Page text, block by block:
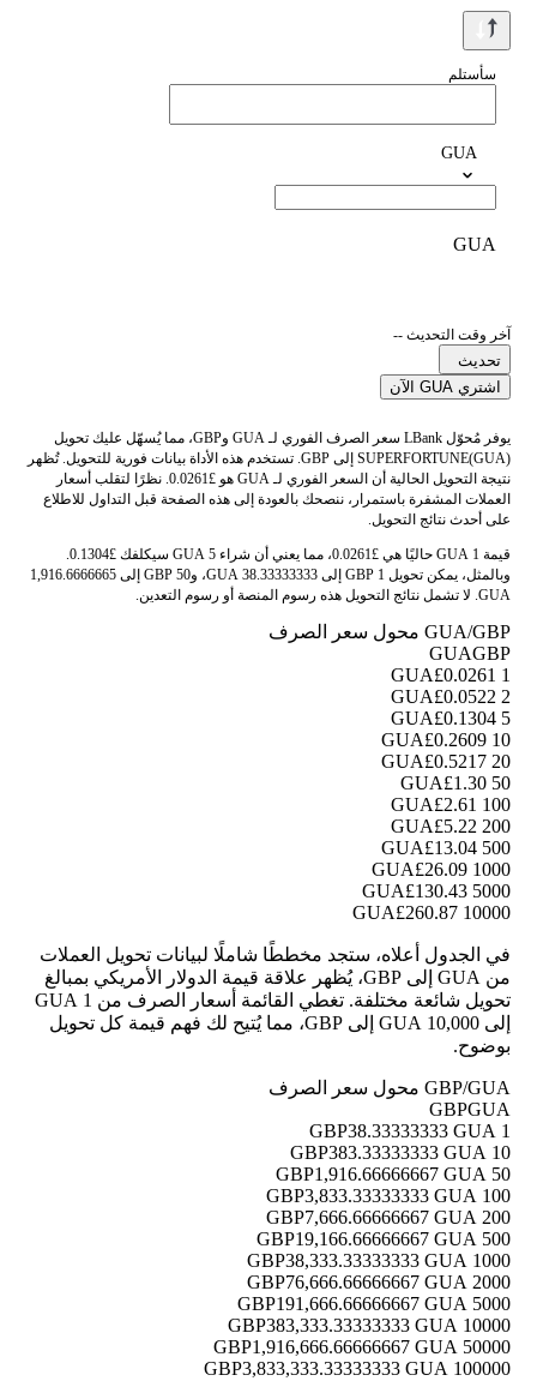
سأستلم
GUA
GUA
آخر وقت التحديث --
تحديث
اشتري GUA الآن
يوفر مُحوّل LBank سعر الصرف الفوري لـ GUA وGBP، مما يُسهّل عليك تحويل
SUPERFORTUNE(GUA) إلى GBP. تستخدم هذه الأداة بيانات فورية للتحويل. تُظهر
نتيجة التحويل الحالية أن السعر الفوري لـ GUA هو £0.0261. نظرًا لتقلب أسعار
العملات المشفرة باستمرار، ننصحك بالعودة إلى هذه الصفحة قبل التداول للاطلاع
على أحدث نتائج التحويل.
قيمة 1 GUA حاليًا هي £0.0261، مما يعني أن شراء 5 GUA سيكلفك £0.1304.
وبالمثل، يمكن تحويل 1 GBP إلى 38.33333333 GUA، و50 GBP إلى 1,916.6666665
GUA. لا تشمل نتائج التحويل هذه رسوم المنصة أو رسوم التعدين.
GUA/GBP محول سعر الصرف
GUAGBP
1 GUA
£0.0261
2 GUA
£0.0522
5 GUA
£0.1304
10 GUA
£0.2609
20 GUA
£0.5217
50 GUA
£1.30
100 GUA
£2.61
200 GUA
£5.22
500 GUA
£13.04
1000 GUA
£26.09
5000 GUA
£130.43
10000 GUA
£260.87
في الجدول أعلاه، ستجد مخططًا شاملًا لبيانات تحويل العملات
من GUA إلى GBP، يُظهر علاقة قيمة الدولار الأمريكي بمبالغ
تحويل شائعة مختلفة. تغطي القائمة أسعار الصرف من 1 GUA
إلى 10,000 GUA إلى GBP، مما يُتيح لك فهم قيمة كل تحويل
بوضوح.
GBP/GUA محول سعر الصرف
GBPGUA
1 GBP
38.33333333 GUA
10 GBP
383.33333333 GUA
50 GBP
1,916.66666667 GUA
100 GBP
3,833.33333333 GUA
200 GBP
7,666.66666667 GUA
500 GBP
19,166.66666667 GUA
1000 GBP
38,333.33333333 GUA
2000 GBP
76,666.66666667 GUA
5000 GBP
191,666.66666667 GUA
10000 GBP
383,333.33333333 GUA
50000 GBP
1,916,666.66666667 GUA
100000 GBP
3,833,333.33333333 GUA